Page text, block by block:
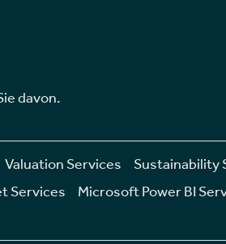
davon.
Valuation Services Sustainability
Services Microsoft Power BI